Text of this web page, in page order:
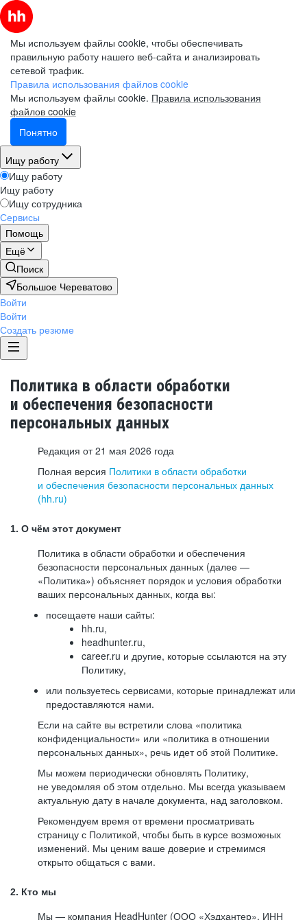
Мы используем файлы cookie, чтобы обеспечивать
правильную работу нашего веб-сайта и анализировать
сетевой трафик.
Правила использования файлов cookie
Мы используем файлы cookie. Правила использования
файлов cookie
Понятно
Ищу работу
Ищу работу
Ищу работу
Ищу сотрудника
Сервисы
Помощь
Ещё
Поиск
Большое Череватово
Войти
Войти
Создать резюме
Политика в области обработки
и обеспечения безопасности
персональных данных
Редакция от 21 мая 2026 года
Полная версия Политики в области обработки
и обеспечения безопасности персональных данных
(hh.ru)
1. О чём этот документ
Политика в области обработки и обеспечения
безопасности персональных данных (далее —
«Политика») объясняет порядок и условия обработки
ваших персональных данных, когда вы:
посещаете наши сайты:
hh.ru,
headhunter.ru,
career.ru и другие, которые ссылаются на эту
Политику,
или пользуетесь сервисами, которые принадлежат или
предоставляются нами.
Если на сайте вы встретили слова «политика
конфиденциальности» или «политика в отношении
персональных данных», речь идет об этой Политике.
Мы можем периодически обновлять Политику,
не уведомляя об этом отдельно. Мы всегда указываем
актуальную дату в начале документа, над заголовком.
Рекомендуем время от времени просматривать
страницу с Политикой, чтобы быть в курсе возможных
изменений. Мы ценим ваше доверие и стремимся
открыто общаться с вами.
2. Кто мы
Мы — компания HeadHunter (ООО «Хэдхантер», ИНН